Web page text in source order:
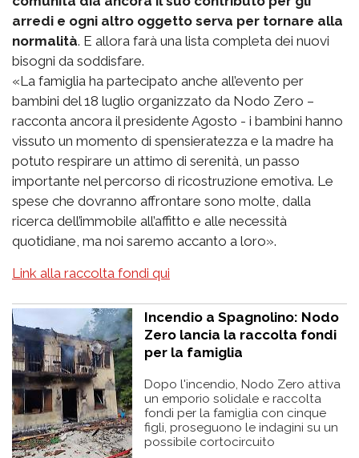
arredi e ogni altro oggetto serva per tornare alla
normalità. E allora farà una lista completa dei nuovi
bisogni da soddisfare.
«La famiglia ha partecipato anche all’evento per
bambini del 18 luglio organizzato da Nodo Zero –
racconta ancora il presidente Agosto - i bambini hanno
vissuto un momento di spensieratezza e la madre ha
potuto respirare un attimo di serenità, un passo
importante nel percorso di ricostruzione emotiva. Le
spese che dovranno affrontare sono molte, dalla
ricerca dell’immobile all’affitto e alle necessità
quotidiane, ma noi saremo accanto a loro».
Link alla raccolta fondi qui
Incendio a Spagnolino: Nodo
Zero lancia la raccolta fondi
per la famiglia
Dopo l'incendio, Nodo Zero attiva
un emporio solidale e raccolta
fondi per la famiglia con cinque
figli, proseguono le indagini su un
possibile cortocircuito